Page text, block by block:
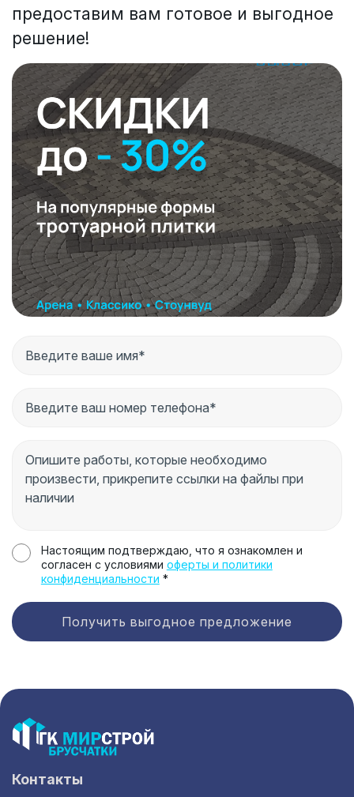
предоставим вам готовое и выгодное
решение!
Настоящим подтверждаю, что я ознакомлен и
согласен с условиями оферты и политики
конфиденциальности *
Получить выгодное предложение
Контакты